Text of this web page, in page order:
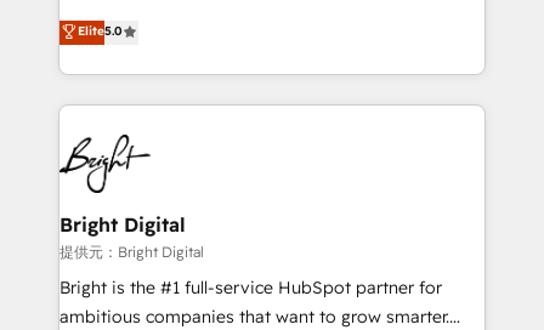
Growth-Driven Design Agency of the Year 🏆2016
Sales Enablement HubSpot Impact Award 🏆2015
HubSpot COS Performance Award 🏆2014 HubSpot
COS Design Award 🏆2013 HubSpot Marketplace
Partner 📆Founded in 1997
and nonprofits — to streamline operations, scale
revenue, and unlock the full potential of HubSpot.
With deep technical and industry expertise, we fuse
automation, integration, and AI innovation to deliver
lasting impact. We specialize in: • Turnkey and end-
to-end HubSpot implementations • Onboarding for
Sales, Service, Marketing & Content Hubs • AI voice
and chat agents, predictive automation, and smart
workflows • Salesforce + HubSpot integration •
RevOps and AI-driven sales enablement • Website
design and CMS development • ERP integration: SAP,
Elite5.0
Bright Digital
提供元：Bright Digital
Bright is the #1 full-service HubSpot partner for
ambitious companies that want to grow smarter.